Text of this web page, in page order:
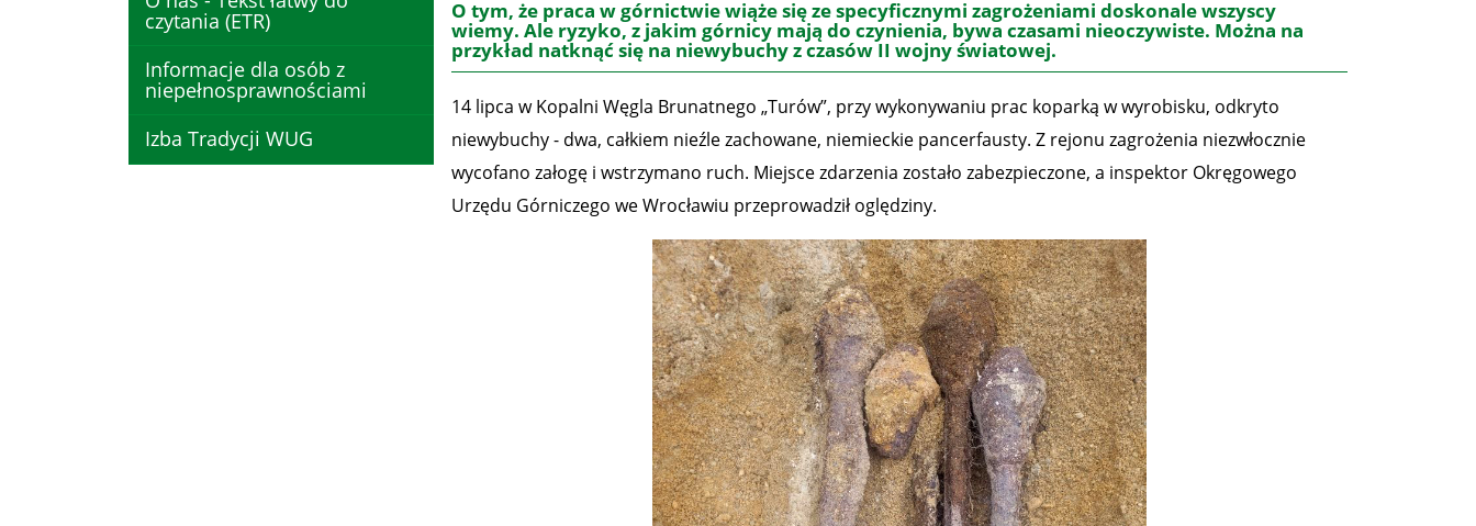
O tym, że praca w górnictwie wiąże się ze specyficznymi zagrożeniami doskonale wszyscy
wiemy. Ale ryzyko, z jakim górnicy mają do czynienia, bywa czasami nieoczywiste. Można na
przykład natknąć się na niewybuchy z czasów II wojny światowej.
14 lipca w Kopalni Węgla Brunatnego „Turów”, przy wykonywaniu prac koparką w wyrobisku, odkryto
niewybuchy - dwa, całkiem nieźle zachowane, niemieckie pancerfausty. Z rejonu zagrożenia niezwłocznie
wycofano załogę i wstrzymano ruch. Miejsce zdarzenia zostało zabezpieczone, a inspektor Okręgowego
Urzędu Górniczego we Wrocławiu przeprowadził oględziny.
czytania (ETR)
Informacje dla osób z
niepełnosprawnościami
Izba Tradycji WUG